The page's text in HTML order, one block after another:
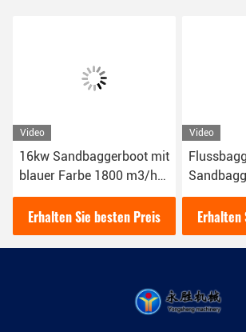
Video
16kw Sandbaggerboot mit
blauer Farbe 1800 m3/h
für das Flussgraben
YSCSD350
Erhalten Sie besten Preis
Video
16kw
Erhalten